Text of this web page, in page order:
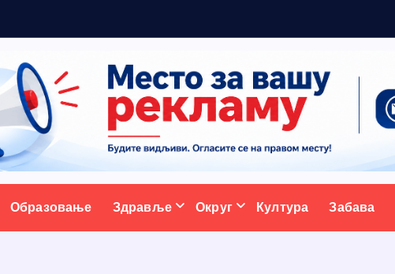
портал
Образовање Здравље Округ Култура Забава